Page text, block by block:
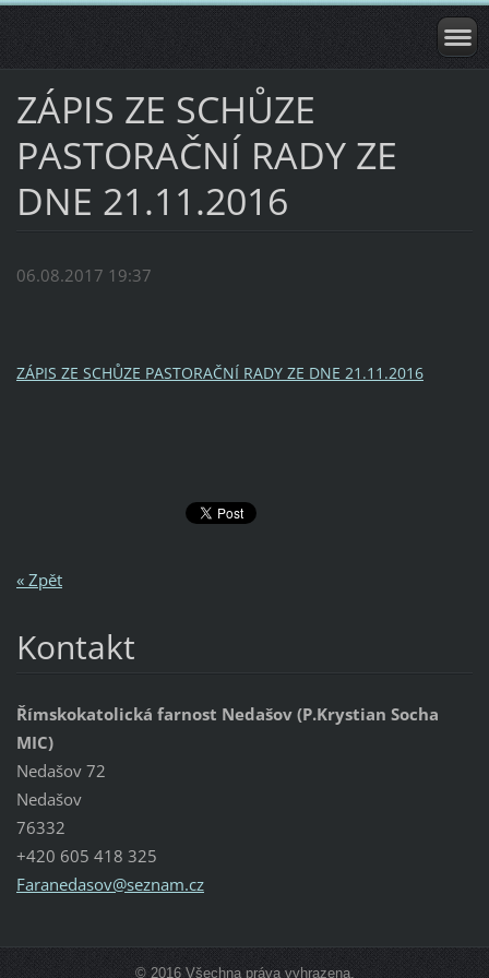
ZÁPIS ZE SCHŮZE
PASTORAČNÍ RADY ZE
DNE 21.11.2016
06.08.2017 19:37
ZÁPIS ZE SCHŮZE PASTORAČNÍ RADY ZE DNE 21.11.2016
« Zpět
Kontakt
Římskokatolická farnost Nedašov (P.Krystian Socha
MIC)
Nedašov 72
Nedašov
76332
+420 605 418 325
Faranedasov@seznam.cz
© 2016 Všechna práva vyhrazena.